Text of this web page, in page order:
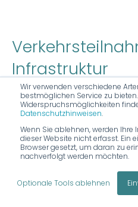
Wir verwenden verschiedene
bestmöglichen Service zu
Widerspruchsmöglichkeiten
Datenschutzhinweisen.
Wenn Sie ablehnen, werden
dieser Website nicht erfasst. Ein
Browser gesetzt, um daran zu
nachverfolgt werden möchten.
Optionale Tools ablehnen
Infrastruktur
verstehen
Pedelecsfahren überall,
erlaubt sind - das
Zugang zu Radwegen,
Fahrbahn. Sie folgen der